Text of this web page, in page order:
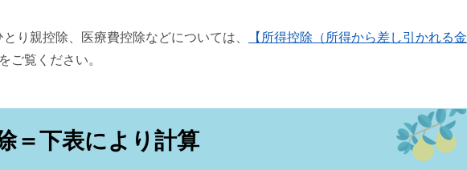
り親控除、医療費控除などについては、
【所得控除（所得から差し引かれる金
をご覧ください。
＝下表により計算